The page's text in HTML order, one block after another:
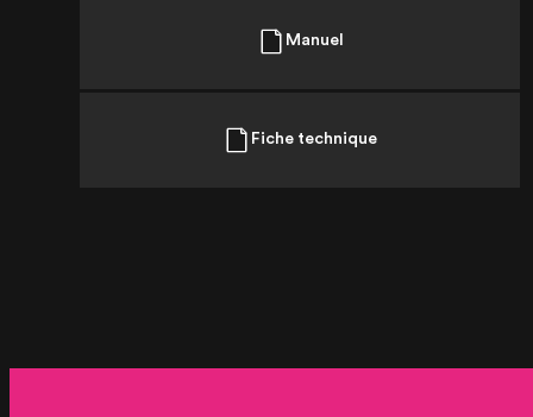
Manuel
Fiche technique